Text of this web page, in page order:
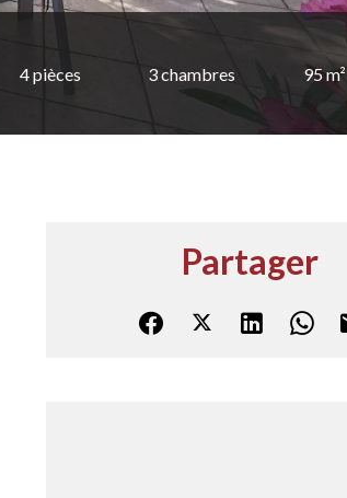
4 pièces 3 chambres 95 m²
Partager